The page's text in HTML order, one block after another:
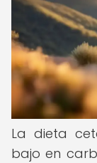
La dieta
bajo en